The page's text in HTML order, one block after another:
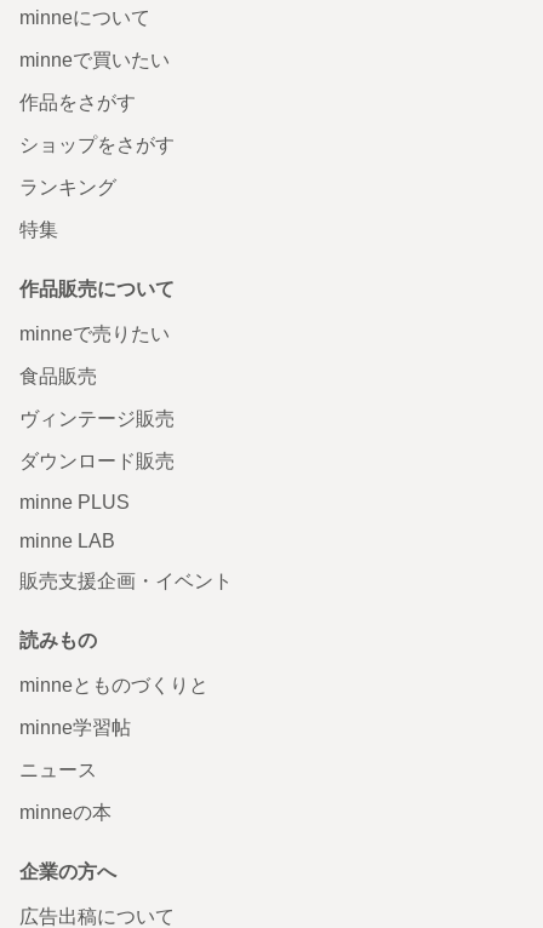
minneについて
minneで買いたい
作品をさがす
ショップをさがす
ランキング
特集
作品販売について
minneで売りたい
食品販売
ヴィンテージ販売
ダウンロード販売
minne PLUS
minne LAB
販売支援企画・イベント
読みもの
minneとものづくりと
minne学習帖
ニュース
minneの本
企業の方へ
広告出稿について